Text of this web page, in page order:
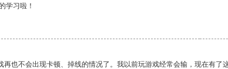
学习啦！
也不会出现卡顿、掉线的情况了。我以前玩游戏经常会输，现在有了